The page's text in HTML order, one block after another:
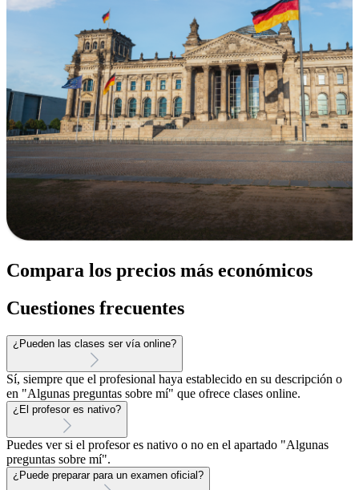
Compara los precios más económicos
Cuestiones frecuentes
¿Pueden las clases ser vía online?
Sí, siempre que el profesional haya establecido en su descripción o
en "Algunas preguntas sobre mí" que ofrece clases online.
¿El profesor es nativo?
Puedes ver si el profesor es nativo o no en el apartado "Algunas
preguntas sobre mí".
¿Puede preparar para un examen oficial?